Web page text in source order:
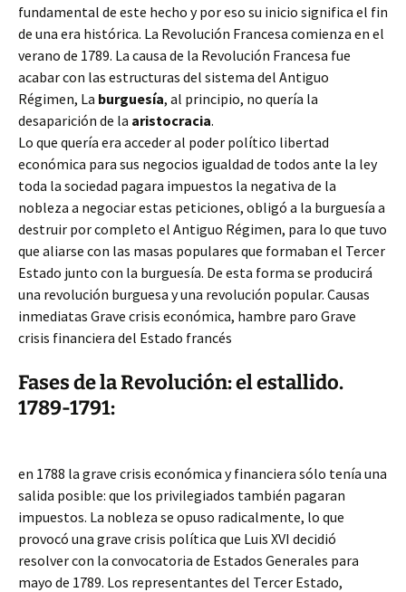
fundamental de este hecho y por eso su inicio significa el fin
de una era histórica. La Revolución Francesa comienza en el
verano de 1789. La causa de la Revolución Francesa fue
acabar con las estructuras del sistema del Antiguo
Régimen, La burguesía, al principio, no quería la
desaparición de la aristocracia.
Lo que quería era acceder al poder político libertad
económica para sus negocios igualdad de todos ante la ley
toda la sociedad pagara impuestos la negativa de la
nobleza a negociar estas peticiones, obligó a la burguesía a
destruir por completo el Antiguo Régimen, para lo que tuvo
que aliarse con las masas populares que formaban el Tercer
Estado junto con la burguesía. De esta forma se producirá
una revolución burguesa y una revolución popular. Causas
inmediatas Grave crisis económica, hambre paro Grave
crisis financiera del Estado francés
Fases de la Revolución: el estallido.
1789-1791:
en 1788 la grave crisis económica y financiera sólo tenía una
salida posible: que los privilegiados también pagaran
impuestos. La nobleza se opuso radicalmente, lo que
provocó una grave crisis política que Luis XVI decidió
resolver con la convocatoria de Estados Generales para
mayo de 1789. Los representantes del Tercer Estado,